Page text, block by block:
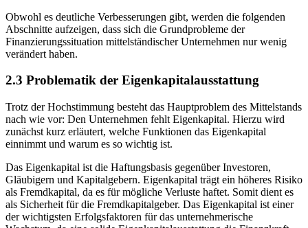
Obwohl es deutliche Verbesserungen gibt, werden die folgenden
Abschnitte aufzeigen, dass sich die Grundprobleme der
Finanzierungssituation mittelständischer Unternehmen nur wenig
verändert haben.
2.3 Problematik der Eigenkapitalausstattung
Trotz der Hochstimmung besteht das Hauptproblem des Mittelstands
nach wie vor: Den Unternehmen fehlt Eigenkapital. Hierzu wird
zunächst kurz erläutert, welche Funktionen das Eigenkapital
einnimmt und warum es so wichtig ist.
Das Eigenkapital ist die Haftungsbasis gegenüber Investoren,
Gläubigern und Kapitalgebern. Eigenkapital trägt ein höheres Risiko
als Fremdkapital, da es für mögliche Verluste haftet. Somit dient es
als Sicherheit für die Fremdkapitalgeber. Das Eigenkapital ist einer
der wichtigsten Erfolgsfaktoren für das unternehmerische